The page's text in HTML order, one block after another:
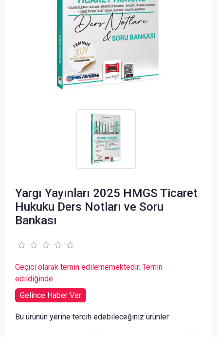
Yargı Yayınları 2025 HMGS Ticaret
Hukuku Ders Notları ve Soru
Bankası
Geçici olarak temin edilememektedir. Temin
edildiğinde
Gelince Haber Ver
Bu ürünün yerine tercih edebileceğiniz ürünler